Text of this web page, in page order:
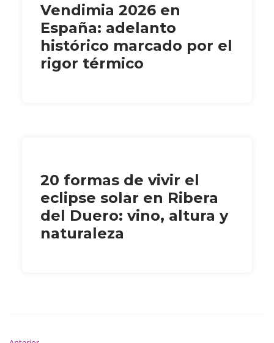
Vendimia 2026 en
España: adelanto
histórico marcado por el
rigor térmico
20 formas de vivir el
eclipse solar en Ribera
del Duero: vino, altura y
naturaleza